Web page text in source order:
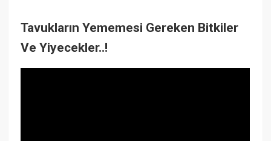
Tavukların Yememesi Gereken Bitkiler
Ve Yiyecekler..!